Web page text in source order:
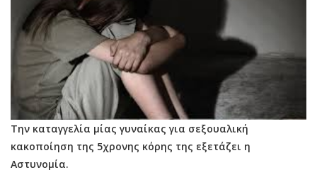
Την καταγγελία μίας γυναίκας για σεξουαλική
κακοποίηση της 5χρονης κόρης της εξετάζει η
Αστυνομία.